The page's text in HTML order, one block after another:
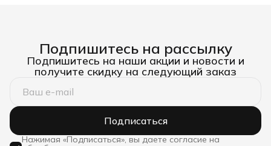
Подпишитесь на рассылку
Подпишитесь на наши акции и новости и
получите скидку на следующий заказ
Подписаться
Нажимая «Подписаться», вы даете согласие на